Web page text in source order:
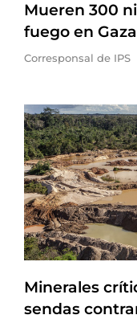
Mueren 300
fuego en Gaza
Corresponsal de IPS
Minerales
sendas